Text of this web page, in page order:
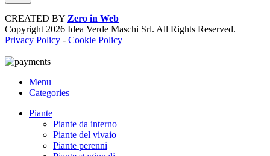
CREATED BY Zero in Web
Copyright 2026 Idea Verde Maschi Srl. All Rights Reserved.
Privacy Policy - Cookie Policy
Menu
Categories
Piante
Piante da interno
Piante del vivaio
Piante perenni